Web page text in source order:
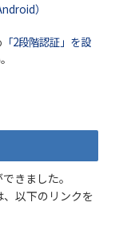
）
「2段階認証」を設
きました。
以下のリンクを